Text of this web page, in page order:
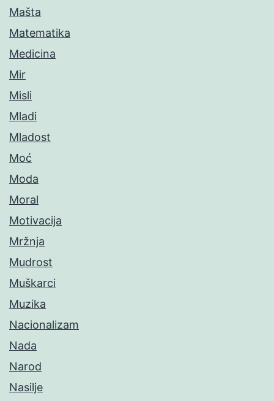
Mašta
Matematika
Medicina
Mir
Misli
Mladi
Mladost
Moć
Moda
Moral
Motivacija
Mržnja
Mudrost
Muškarci
Muzika
Nacionalizam
Nada
Narod
Nasilje